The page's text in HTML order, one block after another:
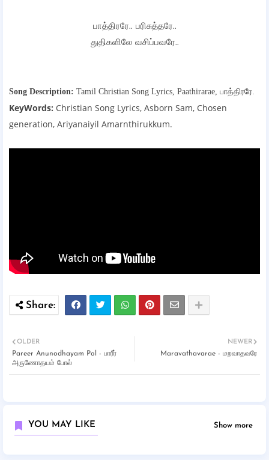
பாத்திரரே.. பரிசுத்தரே..
துதிகளிலே வசிப்பவரே..
Song Description: Tamil Christian Song Lyrics, Paathirarae, பாத்திரரே.
KeyWords: Christian Song Lyrics, Asborn Sam, Chosen
generation, Ariyanaiyil Amarnthirukkum.
NEWER
Maravathavarae - மறவாதவரே
OLDER
Pareer Anunodhayam Pol - பாரீர்
அருணோதயம் போல்
YOU MAY LIKE Show more